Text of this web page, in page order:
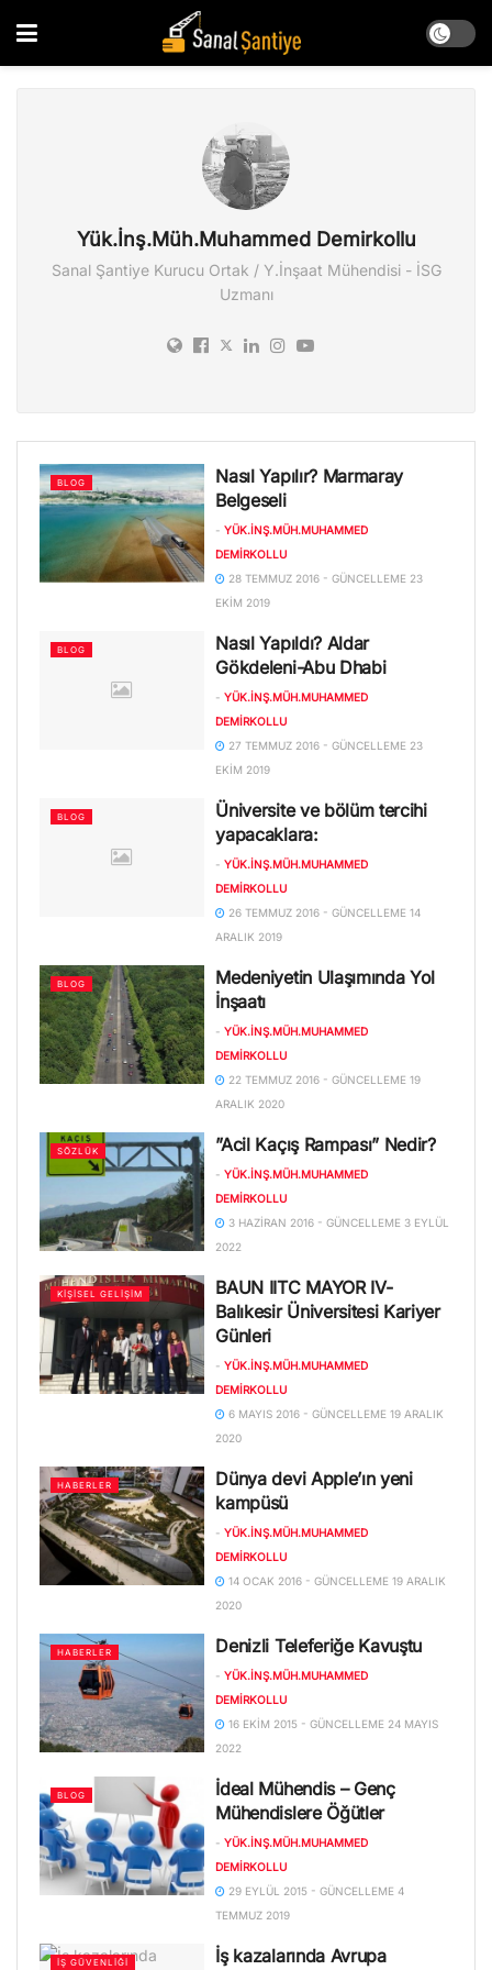
Yük.İnş.Müh.Muhammed Demirkollu
Sanal Şantiye Kurucu Ortak / Y.İnşaat Mühendisi - İSG
Uzmanı
BLOG
Nasıl Yapılır? Marmaray
Belgeseli
- YÜK.İNŞ.MÜH.MUHAMMED
DEMIRKOLLU
28 TEMMUZ 2016 - GÜNCELLEME 23
EKIM 2019
BLOG
Nasıl Yapıldı? Aldar
Gökdeleni-Abu Dhabi
- YÜK.İNŞ.MÜH.MUHAMMED
DEMIRKOLLU
27 TEMMUZ 2016 - GÜNCELLEME 23
EKIM 2019
BLOG
Üniversite ve bölüm tercihi
yapacaklara:
- YÜK.İNŞ.MÜH.MUHAMMED
DEMIRKOLLU
26 TEMMUZ 2016 - GÜNCELLEME 14
ARALIK 2019
BLOG
Medeniyetin Ulaşımında Yol
İnşaatı
- YÜK.İNŞ.MÜH.MUHAMMED
DEMIRKOLLU
22 TEMMUZ 2016 - GÜNCELLEME 19
ARALIK 2020
SÖZLÜK ”Acil Kaçış Rampası” Nedir?
- YÜK.İNŞ.MÜH.MUHAMMED
DEMIRKOLLU
3 HAZIRAN 2016 - GÜNCELLEME 3 EYLÜL
2022
KIŞISEL GELIŞIM
BAUN IITC MAYOR IV-
Balıkesir Üniversitesi Kariyer
Günleri
- YÜK.İNŞ.MÜH.MUHAMMED
DEMIRKOLLU
6 MAYIS 2016 - GÜNCELLEME 19 ARALIK
2020
HABERLER
Dünya devi Apple’ın yeni
kampüsü
- YÜK.İNŞ.MÜH.MUHAMMED
DEMIRKOLLU
14 OCAK 2016 - GÜNCELLEME 19 ARALIK
2020
HABERLER Denizli Teleferiğe Kavuştu
- YÜK.İNŞ.MÜH.MUHAMMED
DEMIRKOLLU
16 EKIM 2015 - GÜNCELLEME 24 MAYIS
2022
BLOG
İdeal Mühendis – Genç
Mühendislere Öğütler
- YÜK.İNŞ.MÜH.MUHAMMED
DEMIRKOLLU
29 EYLÜL 2015 - GÜNCELLEME 4
TEMMUZ 2019
İŞ GÜVENLIĞI
İş kazalarında Avrupa